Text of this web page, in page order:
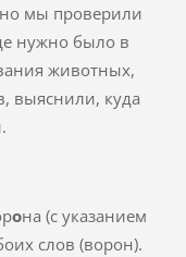
мы проверили
нужно было в
животных,
выяснили, куда
она (с указанием
слов (ворон).